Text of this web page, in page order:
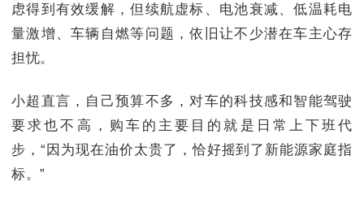
虑得到有效缓解，但续航虚标、电池衰减、低温耗电
量激增、车辆自燃等问题，依旧让不少潜在车主心存
担忧。
小超直言，自己预算不多，对车的科技感和智能驾驶
要求也不高，购车的主要目的就是日常上下班代
步，“因为现在油价太贵了，恰好摇到了新能源家庭指
标。”